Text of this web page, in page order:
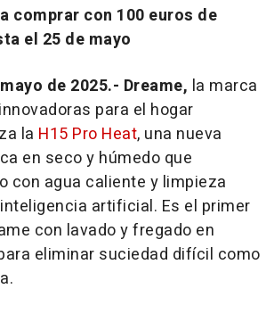
comprar con 100 euros de
el 25 de mayo
de 2025.- Dreame, la marca
para el hogar
la H15 Pro Heat, una nueva
en seco y húmedo que
con agua caliente y limpieza
artificial. Es el primer
con lavado y fregado en
eliminar suciedad difícil como